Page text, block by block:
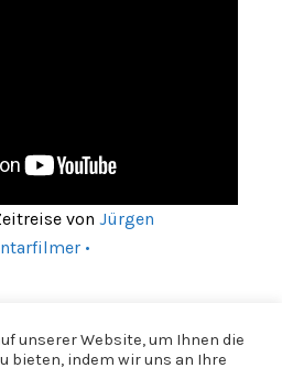
von Jürgen
•
unserer Website, um Ihnen die
bieten, indem wir uns an Ihre